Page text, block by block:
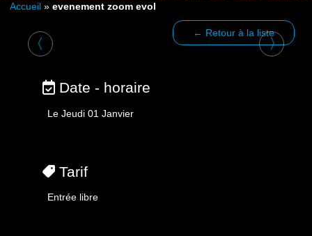
Accueil » evenement zoom evol
← Retour à la liste
〈 〉
Date - horaire
Le Jeudi 01 Janvier
Tarif
Entrée libre